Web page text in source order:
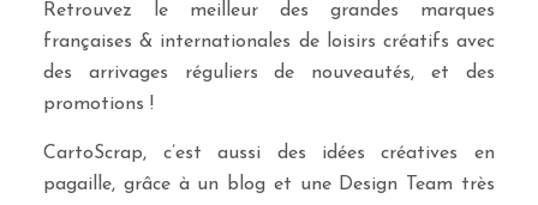
Retrouvez le meilleur des grandes marques
françaises & internationales de loisirs créatifs avec
des arrivages réguliers de nouveautés, et des
promotions !
CartoScrap, c’est aussi des idées créatives en
pagaille, grâce à un blog et une Design Team très